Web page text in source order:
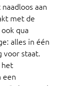
aan
met de
qua
alles in één
voor staat.
het
een